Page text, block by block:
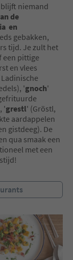
blijft niemand
de
en
gebakken,
tijd. Je zult het
een pittige
en vlees
'gnoch'
'grestl' (Gröstl,
aardappelen
gistdeeg). De
qua smaak een
met een